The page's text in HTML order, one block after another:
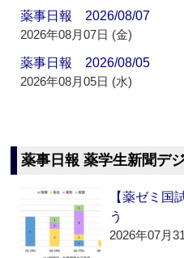
薬事日報 2026/08/07
2026年08月07日 (金)
薬事日報 2026/08/05
2026年08月05日 (水)
薬事日報 薬学生新聞デ
【薬ゼミ国
う
2026年07月